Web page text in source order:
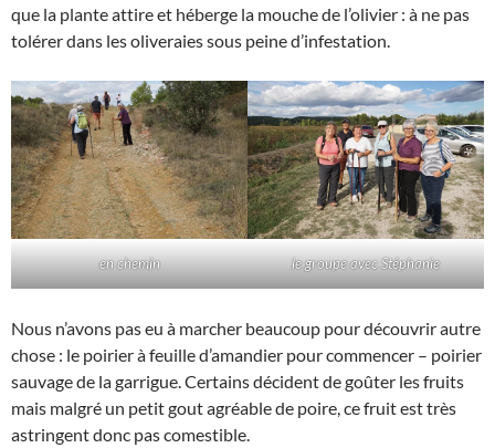
que la plante attire et héberge la mouche de l’olivier : à ne pas
tolérer dans les oliveraies sous peine d’infestation.
en chemin le groupe avec Stéphanie
Nous n’avons pas eu à marcher beaucoup pour découvrir autre
chose : le poirier à feuille d’amandier pour commencer – poirier
sauvage de la garrigue. Certains décident de goûter les fruits
mais malgré un petit gout agréable de poire, ce fruit est très
astringent donc pas comestible.